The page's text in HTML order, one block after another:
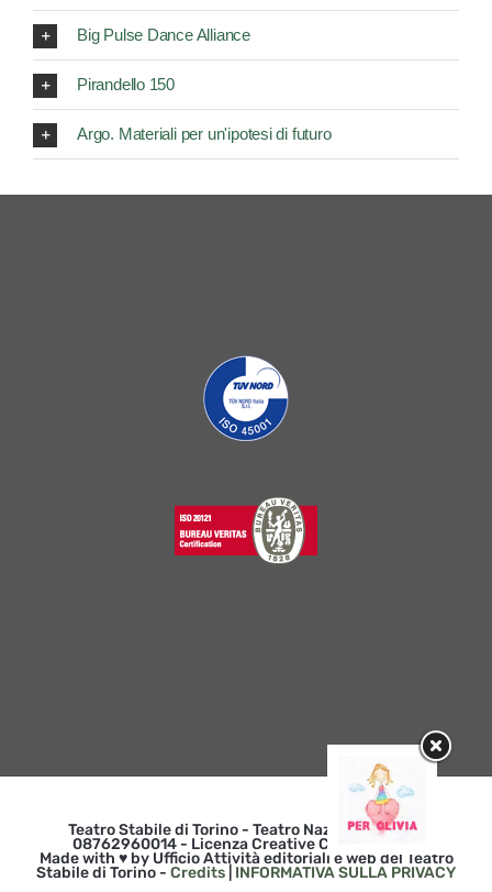
Big Pulse Dance Alliance
Pirandello 150
Argo. Materiali per un'ipotesi di futuro
Teatro Stabile di Torino - Teatro Nazionale | p. iva
08762960014 - Licenza Creative Commons 3.0
Made with ♥ by Ufficio Attività editoriali e web del Teatro
Stabile di Torino - Credits INFORMATIVA SULLA PRIVACY